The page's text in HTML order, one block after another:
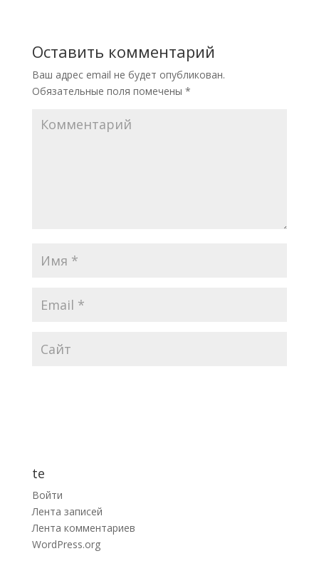
Оставить комментарий
Ваш адрес email не будет опубликован.
Обязательные поля помечены *
te
Войти
Лента записей
Лента комментариев
WordPress.org